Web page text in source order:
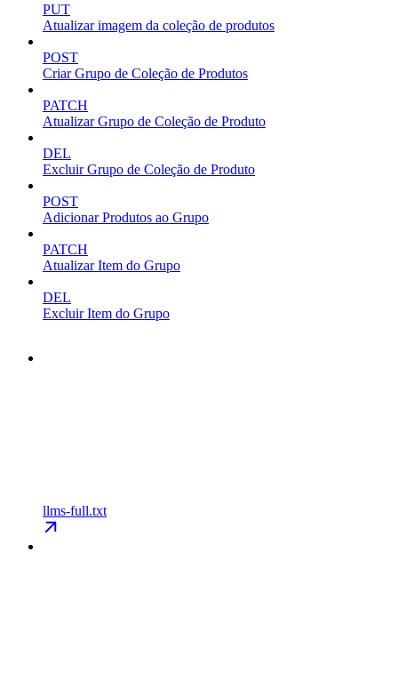
PUT
Atualizar imagem da coleção de produtos
POST
Criar Grupo de Coleção de Produtos
PATCH
Atualizar Grupo de Coleção de Produto
DEL
Excluir Grupo de Coleção de Produto
POST
Adicionar Produtos ao Grupo
PATCH
Atualizar Item do Grupo
DEL
Excluir Item do Grupo
llms-full.txt